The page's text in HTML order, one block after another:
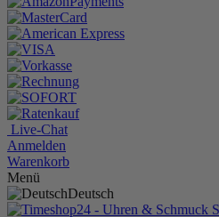
Live-Chat
Anmelden
Warenkorb
Menü
Deutsch